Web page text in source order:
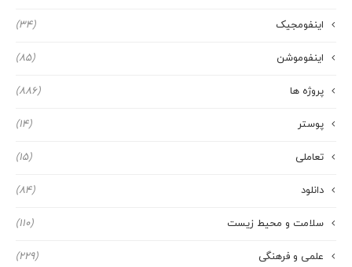
اینفومجیک (34)
اینفوموشن (85)
پروژه ها (886)
پوستر (14)
تعاملی (15)
دانلود (84)
سلامت و محیط زیست (110)
علمی و فرهنگی (229)